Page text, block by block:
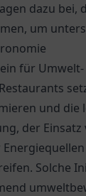
dazu
um
für
und die
der
Solche